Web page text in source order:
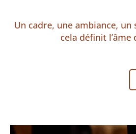
Un cadre, une ambiance, un
cela définit